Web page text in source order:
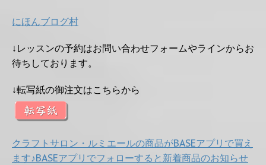
にほんブログ村
↓レッスンの予約はお問い合わせフォームやラインからお
待ちしております。
↓転写紙の御注文はこちらから
クラフトサロン・ルミエールの商品がBASEアプリで買え
ます♪BASEアプリでフォローすると新着商品のお知らせ